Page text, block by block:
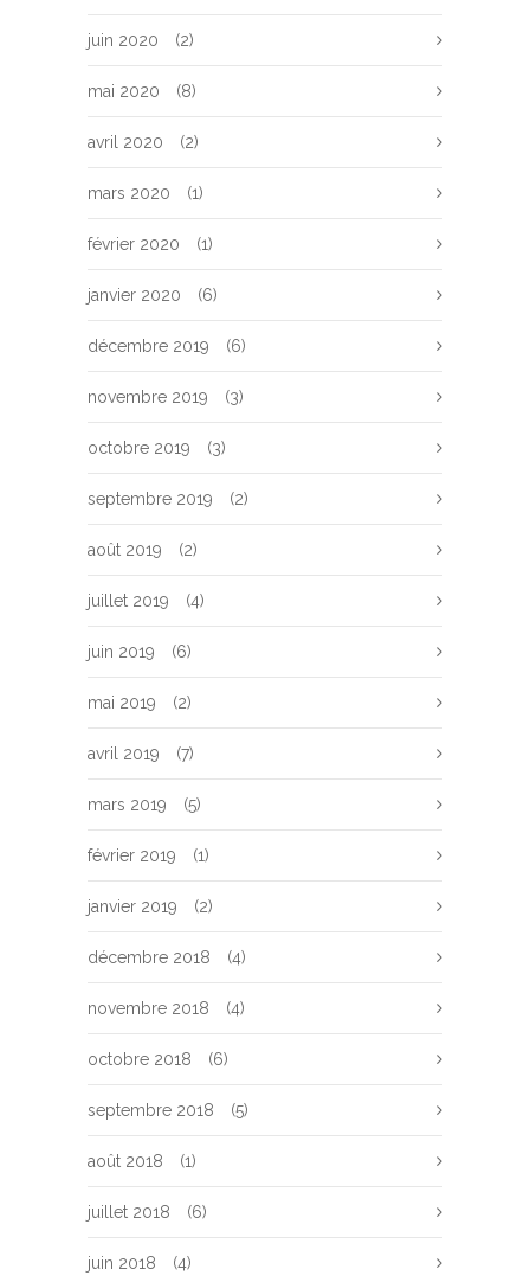
juin 2020 (2)
mai 2020 (8)
avril 2020 (2)
mars 2020 (1)
février 2020 (1)
janvier 2020 (6)
décembre 2019 (6)
novembre 2019 (3)
octobre 2019 (3)
septembre 2019 (2)
août 2019 (2)
juillet 2019 (4)
juin 2019 (6)
mai 2019 (2)
avril 2019 (7)
mars 2019 (5)
février 2019 (1)
janvier 2019 (2)
décembre 2018 (4)
novembre 2018 (4)
octobre 2018 (6)
septembre 2018 (5)
août 2018 (1)
juillet 2018 (6)
juin 2018 (4)